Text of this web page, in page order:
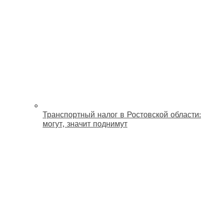
Транспортный налог в Ростовской области:
могут, значит поднимут